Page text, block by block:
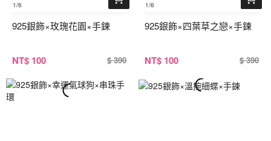
1/6
925銀飾×玫瑰花園×手鍊
NT$ 100 $ 390
1/6
925銀飾×四葉草之戀×手鍊
NT$ 100 $ 390